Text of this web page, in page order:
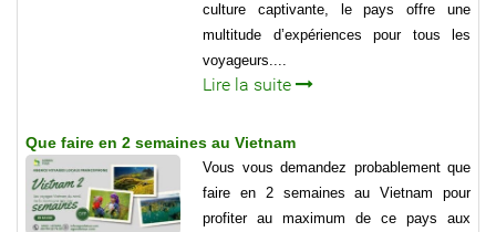
culture captivante, le pays offre une
multitude d’expériences pour tous les
voyageurs....
Lire la suite
Que faire en 2 semaines au Vietnam
Vous vous demandez probablement que
faire en 2 semaines au Vietnam pour
profiter au maximum de ce pays aux